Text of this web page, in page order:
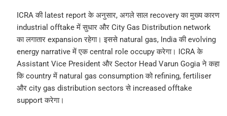
ICRA की latest report के अनुसार, अगले साल recovery का मुख्य कारण
industrial offtake में सुधार और City Gas Distribution network
का लगातार expansion रहेगा। इससे natural gas, India की evolving
energy narrative में एक central role occupy करेगा। ICRA के
Assistant Vice President और Sector Head Varun Gogia ने कहा
कि country में natural gas consumption को refining, fertiliser
और city gas distribution sectors से increased offtake
support करेगा।